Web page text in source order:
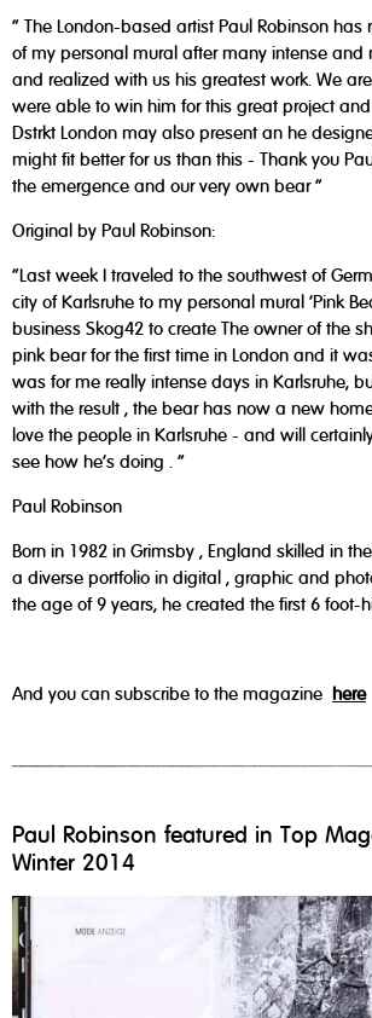
" The London-based artist Paul Robinson has
of my personal mural after many intense and
and realized with us his greatest work. We
were able to win him for this great project
Dstrkt London may also present an he
might fit better for us than this - Thank you
the emergence and our very own bear "
Original by Paul Robinson:
"Last week I traveled to the southwest of
city of Karlsruhe to my personal mural 'Pink
business Skog42 to create The owner of the
pink bear for the first time in London and it
was for me really intense days in Karlsruhe,
with the result , the bear has now a new
love the people in Karlsruhe - and will
see how he's doing . "
Paul Robinson
Born in 1982 in Grimsby , England skilled in
a diverse portfolio in digital , graphic and
the age of 9 years, he created the first 6 foot-
And you can subscribe to the magazine here
Paul Robinson featured in Top
Winter 2014